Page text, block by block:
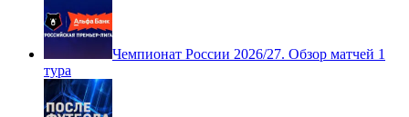
Чемпионат России 2026/27. Обзор матчей 1
тура